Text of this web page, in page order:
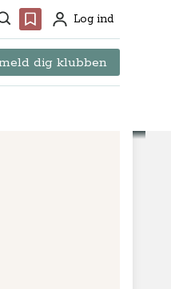
Favoritter
ProfilLog ind
dig klubben